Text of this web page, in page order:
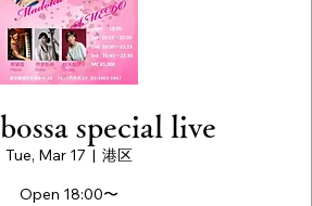
special live
Tue, Mar 17
  |
港区
Open 18:00〜